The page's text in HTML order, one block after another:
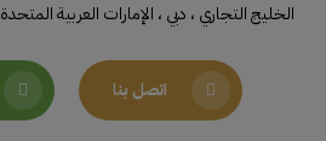
الخليج التجاري ، دبي ، الإمارات العربية المتحدة
اتصل بنا